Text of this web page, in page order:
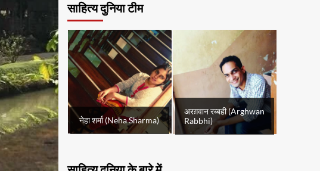
साहित्य दुनिया टीम
नेहा शर्मा (Neha Sharma)
अरग़वान रब्बही (Arghwan
Rabbhi)